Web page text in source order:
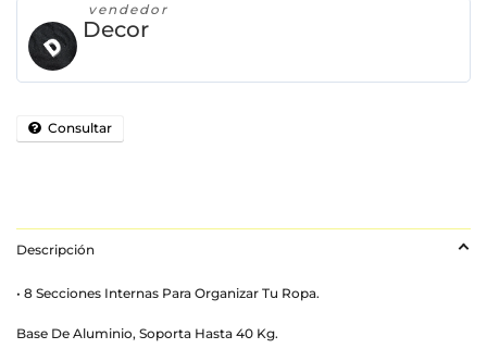
vendedor
Decor
Consultar
Descripción
• 8 Secciones Internas Para Organizar Tu Ropa.
Base De Aluminio, Soporta Hasta 40 Kg.